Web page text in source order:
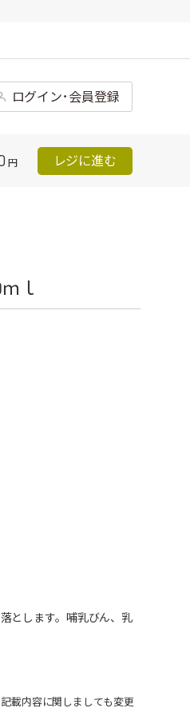
ログイン･会員登録
円 レジに進む
ｌ
とします。哺乳びん、乳
載内容に関しましても変更